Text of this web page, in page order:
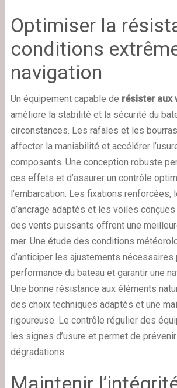
Optimiser la
conditions
navigation
Un équipement capable de résister aux
améliore la stabilité et la sécurité du
circonstances. Les rafales et les
affecter la maniabilité et accélérer
composants. Une conception robuste
ces effets et d’assurer un contrôle
l’embarcation. Les fixations renforcées,
d’ancrage adaptés et les voiles
des vents puissants offrent une
mer. Une étude des conditions
d’anticiper les ajustements
performance du bateau et garantir une
Une bonne résistance aux éléments
des choix techniques adaptés et une
rigoureuse. Le contrôle régulier des
les signes d’usure et permet de
dégradations.
Maintenir